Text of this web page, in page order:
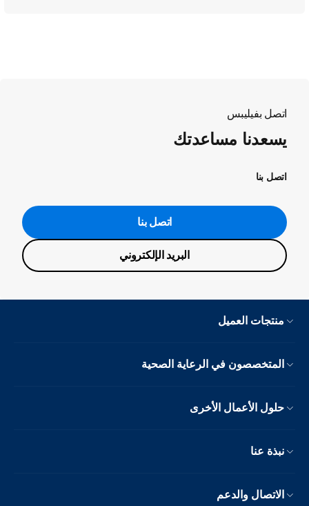
اتصل بفيليبس
يسعدنا مساعدتك
اتصل بنا
اتصل بنا
البريد الإلكتروني
منتجات العميل
المتخصصون في الرعاية الصحية
حلول الأعمال الأخرى
نبذة عنا
الاتصال والدعم